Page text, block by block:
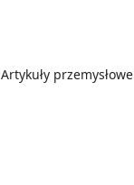
Artykuły przemysłowe